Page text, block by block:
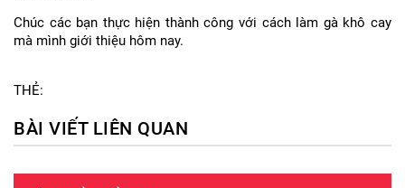
Chúc các bạn thực hiện thành công với cách làm gà khô cay
mà mình giới thiệu hôm nay.
THẺ:
BÀI VIẾT LIÊN QUAN